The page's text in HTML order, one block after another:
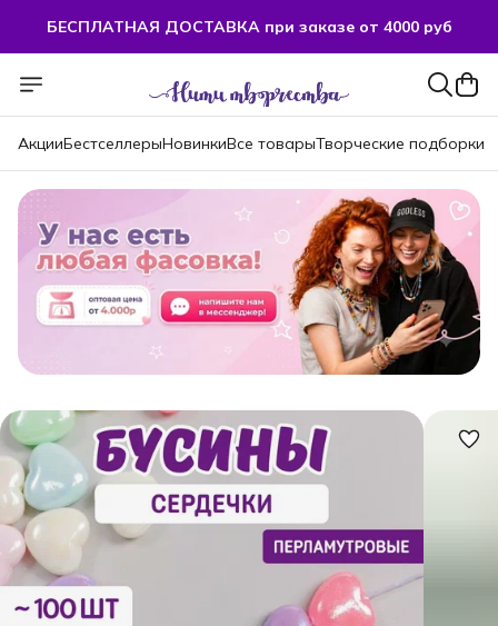
БЕСПЛАТНАЯ ДОСТАВКА при заказе от 4000 руб
БЕСПЛАТНАЯ ДОСТАВКА при заказе от 4000 руб
АкцииБестселлерыНовинкиВсе товарыТворческие подборки